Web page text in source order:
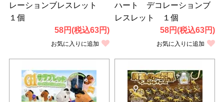
レーションブレスレット
１個
58円(税込63円)
お気に入りに追加
ハート デコレーションブ
レスレット １個
58円(税込63円)
お気に入りに追加